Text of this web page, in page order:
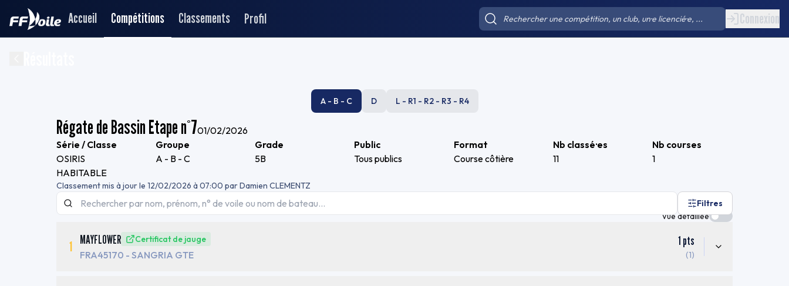
Accueil Compétitions Classements Profil Connexion
A - B - C D L - R1 - R2 - R3 - R4
Régate de Bassin Etape n°701/02/2026
Série / Classe
OSIRIS
HABITABLE
Groupe
A - B - C
Grade
5B
Public
Tous publics
Format
Course côtière
Nb classé·es
11
Nb courses
1
Classement mis à jour le 12/02/2026 à 07:00 parDamien CLEMENTZ
Filtres
Vue détaillée
1 MAYFLOWER Certificat de jauge
FRA45170 - SANGRIA GTE
1 pts
(1)